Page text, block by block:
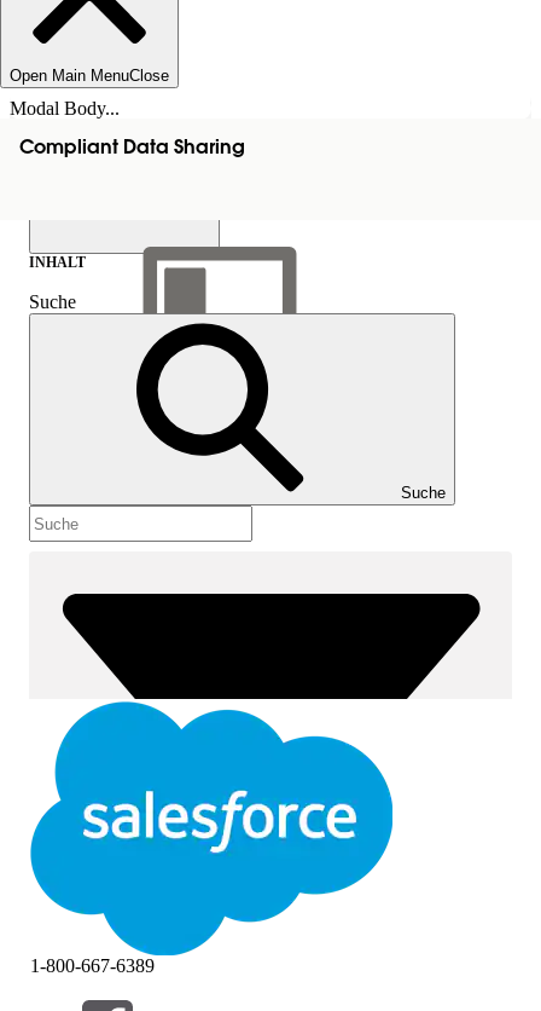
Open Main MenuClose
Modal Body...
Compliant Data Sharing
Inhalt anzeigen
Inhalt
INHALT
Suche
Suche
1-800-667-6389